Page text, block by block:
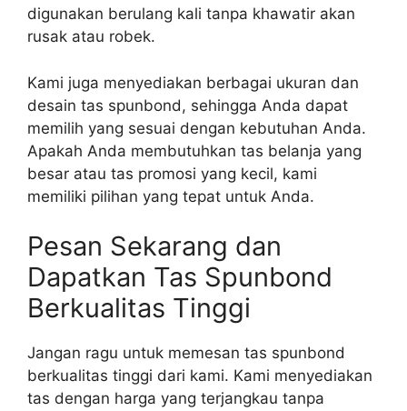
digunakan berulang kali tanpa khawatir akan
rusak atau robek.
Kami juga menyediakan berbagai ukuran dan
desain tas spunbond, sehingga Anda dapat
memilih yang sesuai dengan kebutuhan Anda.
Apakah Anda membutuhkan tas belanja yang
besar atau tas promosi yang kecil, kami
memiliki pilihan yang tepat untuk Anda.
Pesan Sekarang dan
Dapatkan Tas Spunbond
Berkualitas Tinggi
Jangan ragu untuk memesan tas spunbond
berkualitas tinggi dari kami. Kami menyediakan
tas dengan harga yang terjangkau tanpa